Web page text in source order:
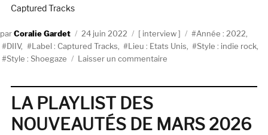
Captured Tracks
AuteurCoralie Gardet
Publié
le
24 juin 2022 Catégories
interview Étiquettes
Année : 2022
DIIV, Label : Captured Tracks Lieu : Etats Unis Style : indie rock
Style : Shoegaze
Laisser un commentaire
déjà
LA PLAYLIST DES
NOUVEAUTÉS DE MARS 2026